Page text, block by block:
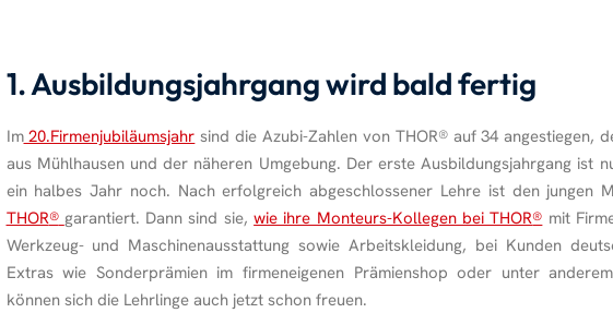
1. Ausbildungsjahrgang wird bald fertig
Im20.Firmenjubiläumsjahr sind die Azubi-Zahlen von THOR®auf 34 angestiegen,
aus Mühlhausen und der näheren Umgebung. Der erste Ausbildungsjahrgang ist
ein halbes Jahr noch. Nach erfolgreich abgeschlossener Lehre ist den jungen
THOR® garantiert. Dann sind sie,wie ihre Monteurs-Kollegen bei THOR® mit
Werkzeug- und Maschinenausstattung sowie Arbeitskleidung, bei Kunden
Extras wie Sonderprämien im firmeneigenen Prämienshop oder unter
können sich die Lehrlinge auch jetzt schon freuen.